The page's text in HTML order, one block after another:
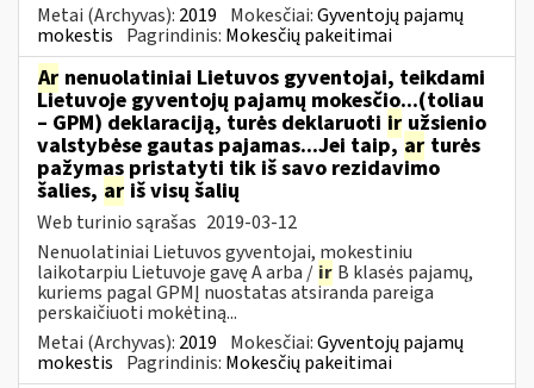
Metai (Archyvas): 2019 Mokesčiai:Gyventojų pajamų
mokestis Pagrindinis: Mokesčių pakeitimai
Ar nenuolatiniai Lietuvos gyventojai, teikdami
Lietuvoje gyventojų pajamų mokesčio...(toliau
– GPM) deklaraciją, turės deklaruoti ir užsienio
valstybėse gautas pajamas...Jei taip,ar turės
pažymas pristatyti tik iš savo rezidavimo
šalies, ar iš visų šalių
Web turinio sąrašas 2019-03-12
Nenuolatiniai Lietuvos gyventojai, mokestiniu
laikotarpiu Lietuvoje gavę A arba / ir B klasės pajamų,
kuriems pagal GPMĮ nuostatas atsiranda pareiga
perskaičiuoti mokėtiną...
Metai (Archyvas): 2019 Mokesčiai:Gyventojų pajamų
mokestis Pagrindinis: Mokesčių pakeitimai